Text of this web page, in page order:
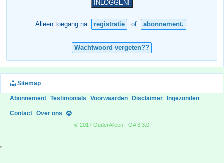
Alleen toegang na registratie of abonnement.
Wachtwoord vergeten??
Sitemap
Abonnement Testimonials Voorwaarden Disclaimer Ingezonden
Contact Over ons
© 2017 OuderAlleen - OA 3.3.0